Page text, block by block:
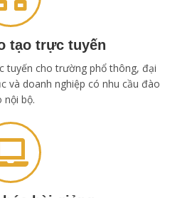
tạo trực tuyến
tuyến cho trường phổ thông, đại
và doanh nghiệp có nhu cầu đào
nội bộ.